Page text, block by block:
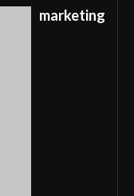
marketing